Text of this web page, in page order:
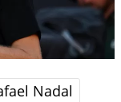
Nadal